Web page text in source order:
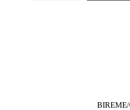
BIREME/